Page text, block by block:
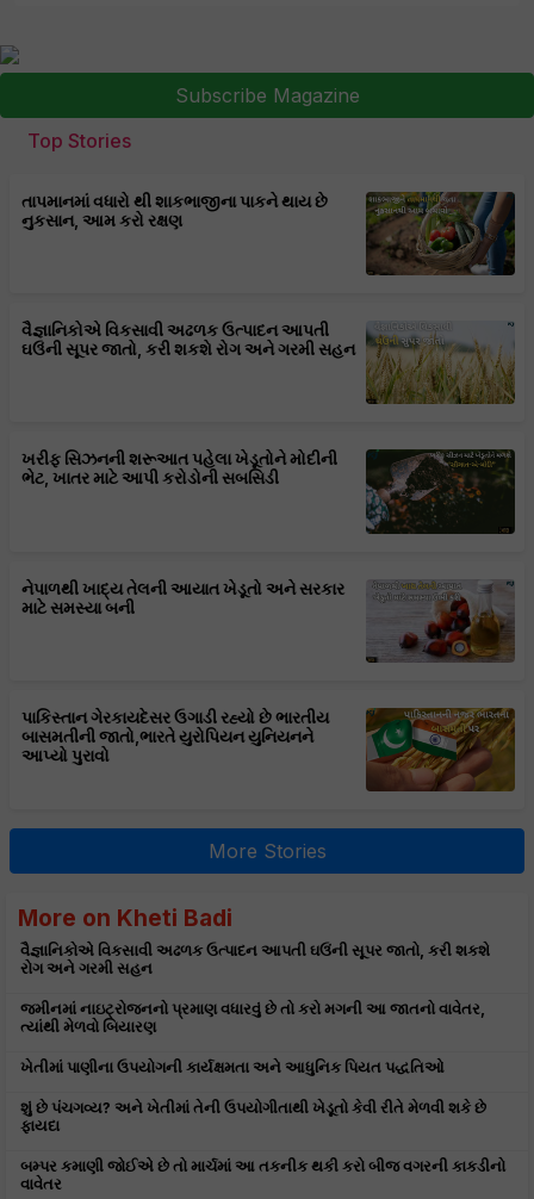
Subscribe Magazine
Top Stories
તાપમાનમાં વધારો થી શાકભાજીના પાકને થાય છે
નુકસાન, આમ કરો રક્ષણ
વૈજ્ઞાનિકોએ વિકસાવી અઢળક ઉત્પાદન આપતી
ઘઉંની સૂપર જાતો, કરી શકશે રોગ અને ગરમી સહન
ખરીફ સિઝનની શરૂઆત પહેલા ખેડૂતોને મોદીની
ભેટ, ખાતર માટે આપી કરોડોની સબસિડી
નેપાળથી ખાદ્ય તેલની આયાત ખેડૂતો અને સરકાર
માટે સમસ્યા બની
પાકિસ્તાન ગેરકાયદેસર ઉગાડી રહ્યો છે ભારતીય
બાસમતીની જાતો,ભારતે યુરોપિયન યુનિયનને
આપ્યો પુરાવો
More Stories
More on Kheti Badi
વૈજ્ઞાનિકોએ વિકસાવી અઢળક ઉત્પાદન આપતી ઘઉંની સૂપર જાતો, કરી શકશે
રોગ અને ગરમી સહન
જમીનમાં નાઇટ્રોજનનો પ્રમાણ વધારવું છે તો કરો મગની આ જાતનો વાવેતર,
ત્યાંથી મેળવો બિયારણ
ખેતીમાં પાણીના ઉપયોગની કાર્યક્ષમતા અને આધુનિક પિયત પદ્ધતિઓ
શું છે પંચગવ્ય? અને ખેતીમાં તેની ઉપયોગીતાથી ખેડૂતો કેવી રીતે મેળવી શકે છે
ફાયદા
બમ્પર કમાણી જોઈએ છે તો માર્ચમાં આ તકનીક થકી કરો બીજ વગરની કાકડીનો
વાવેતર